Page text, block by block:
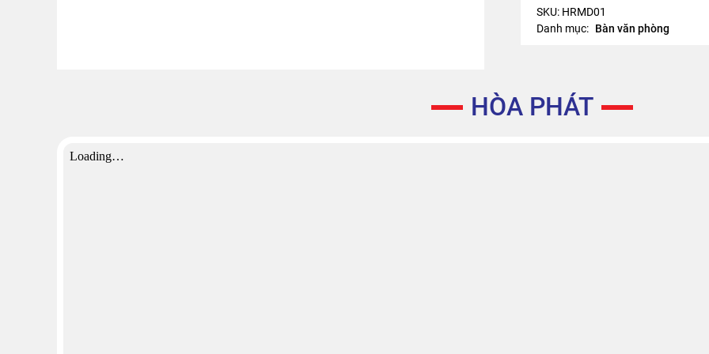
SKU: HRMD01
Danh mục: Bàn văn phòng
HÒA PHÁT